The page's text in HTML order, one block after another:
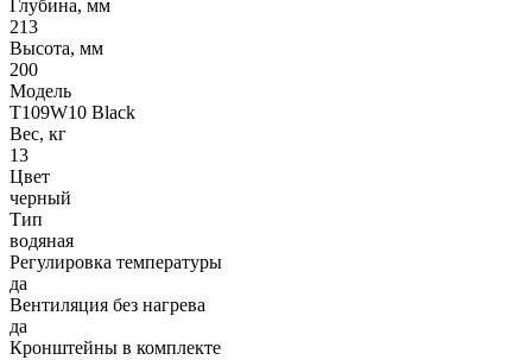
Глубина, мм
213
Высота, мм
200
Модель
T109W10 Black
Вес, кг
13
Цвет
черный
Тип
водяная
Регулировка температуры
да
Вентиляция без нагрева
да
Кронштейны в комплекте